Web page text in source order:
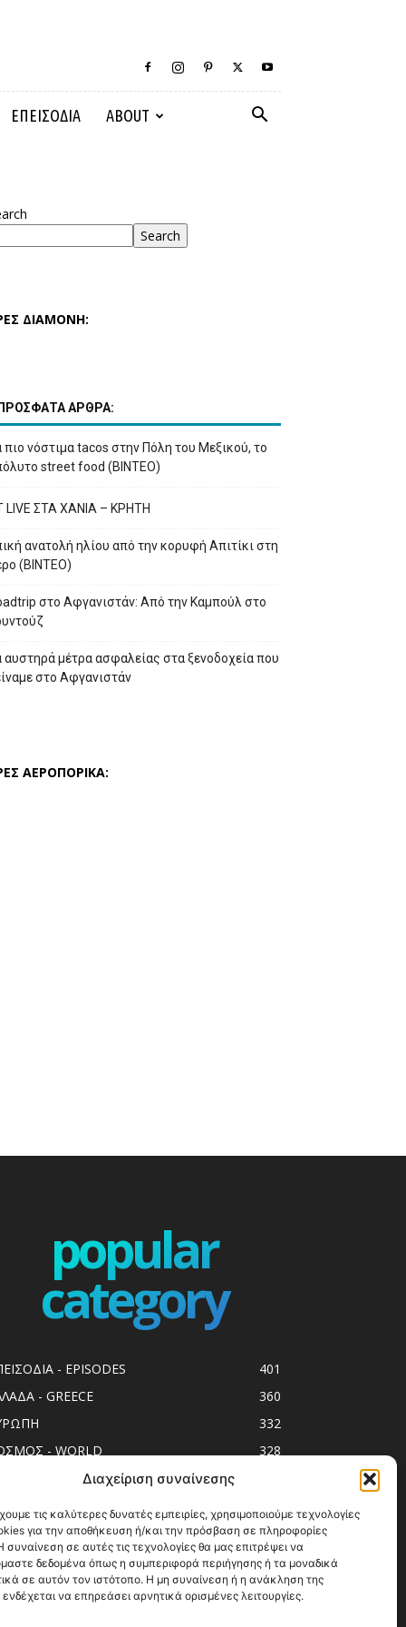
Διαχείριση συναίνεσης
τις καλύτερες δυνατές εμπειρίες, χρησιμοποιούμε τεχνολογίες
για την αποθήκευση ή/και την πρόσβαση σε πληροφορίες
σε αυτές τις τεχνολογίες θα μας επιτρέψει να
δεδομένα όπως η συμπεριφορά περιήγησης ή τα μοναδικά
σε αυτόν τον ιστότοπο. Η μη συναίνεση ή η ανάκληση της
να επηρεάσει αρνητικά ορισμένες λειτουργίες.
ΕΠΕΙΣΟΔΙΑ ABOUT
Search
ΔΙΑΜΟΝΗ:
ΠΡΟΣΦΑΤΑ ΑΡΘΡΑ:
πιο νόστιμα tacos στην Πόλη του Μεξικού, το
street food (ΒΙΝΤΕΟ)
LIVE ΣΤΑ ΧΑΝΙΑ – ΚΡΗΤΗ
ανατολή ηλίου από την κορυφή Απιτίκι στη
(ΒΙΝΤΕΟ)
στο Αφγανιστάν: Από την Καμπούλ στο
αυστηρά μέτρα ασφαλείας στα ξενοδοχεία που
στο Αφγανιστάν
ΑΕΡΟΠΟΡΙΚΑ:
popular
category
- EPISODES
401
- GREECE
360
332
- WORLD
328
spots
293
Release
250
246
ΟΔΗΓΟΙ
215